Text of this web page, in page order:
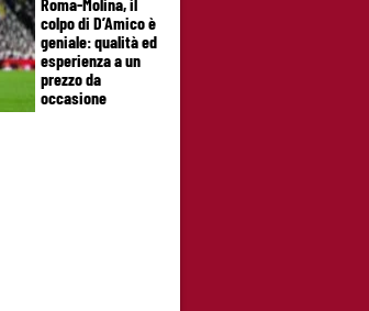
colpo di D’Amico è
geniale: qualità ed
esperienza a un
prezzo da
occasione